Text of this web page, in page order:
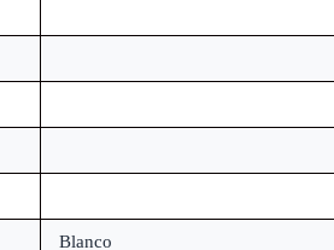
Blanco